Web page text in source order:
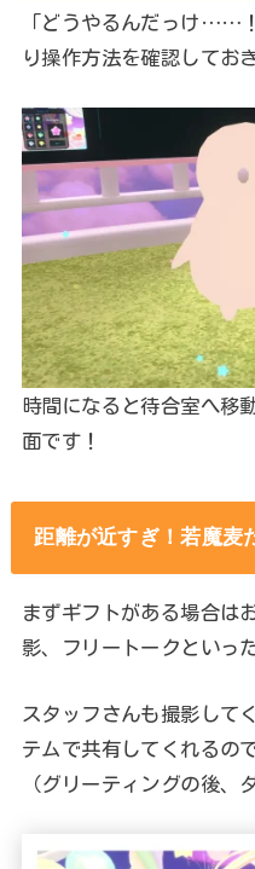
「どうやるんだっけ……
り操作方法を確認してお
時間になると待合室へ移
面です！
距離が近すぎ！若魔麦
まずギフトがある場合は
影、フリートークといっ
スタッフさんも撮影して
テムで共有してくれるの
（グリーティングの後、